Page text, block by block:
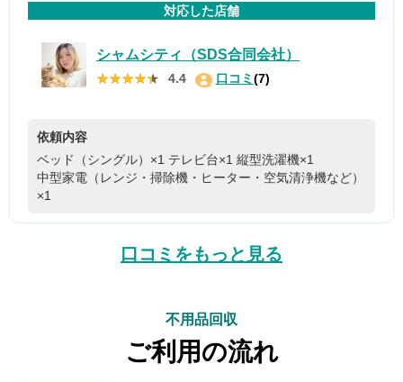
対応した店舗
シャムシティ（SDS合同会社）
★★★★★
★★★★★ 4.4 口コミ(7)
依頼内容
ベッド（シングル）×1 テレビ台×1 縦型洗濯機×1
中型家電（レンジ・掃除機・ヒーター・空気清浄機など）
×1
口コミをもっと見る
不用品回収
ご利用の流れ